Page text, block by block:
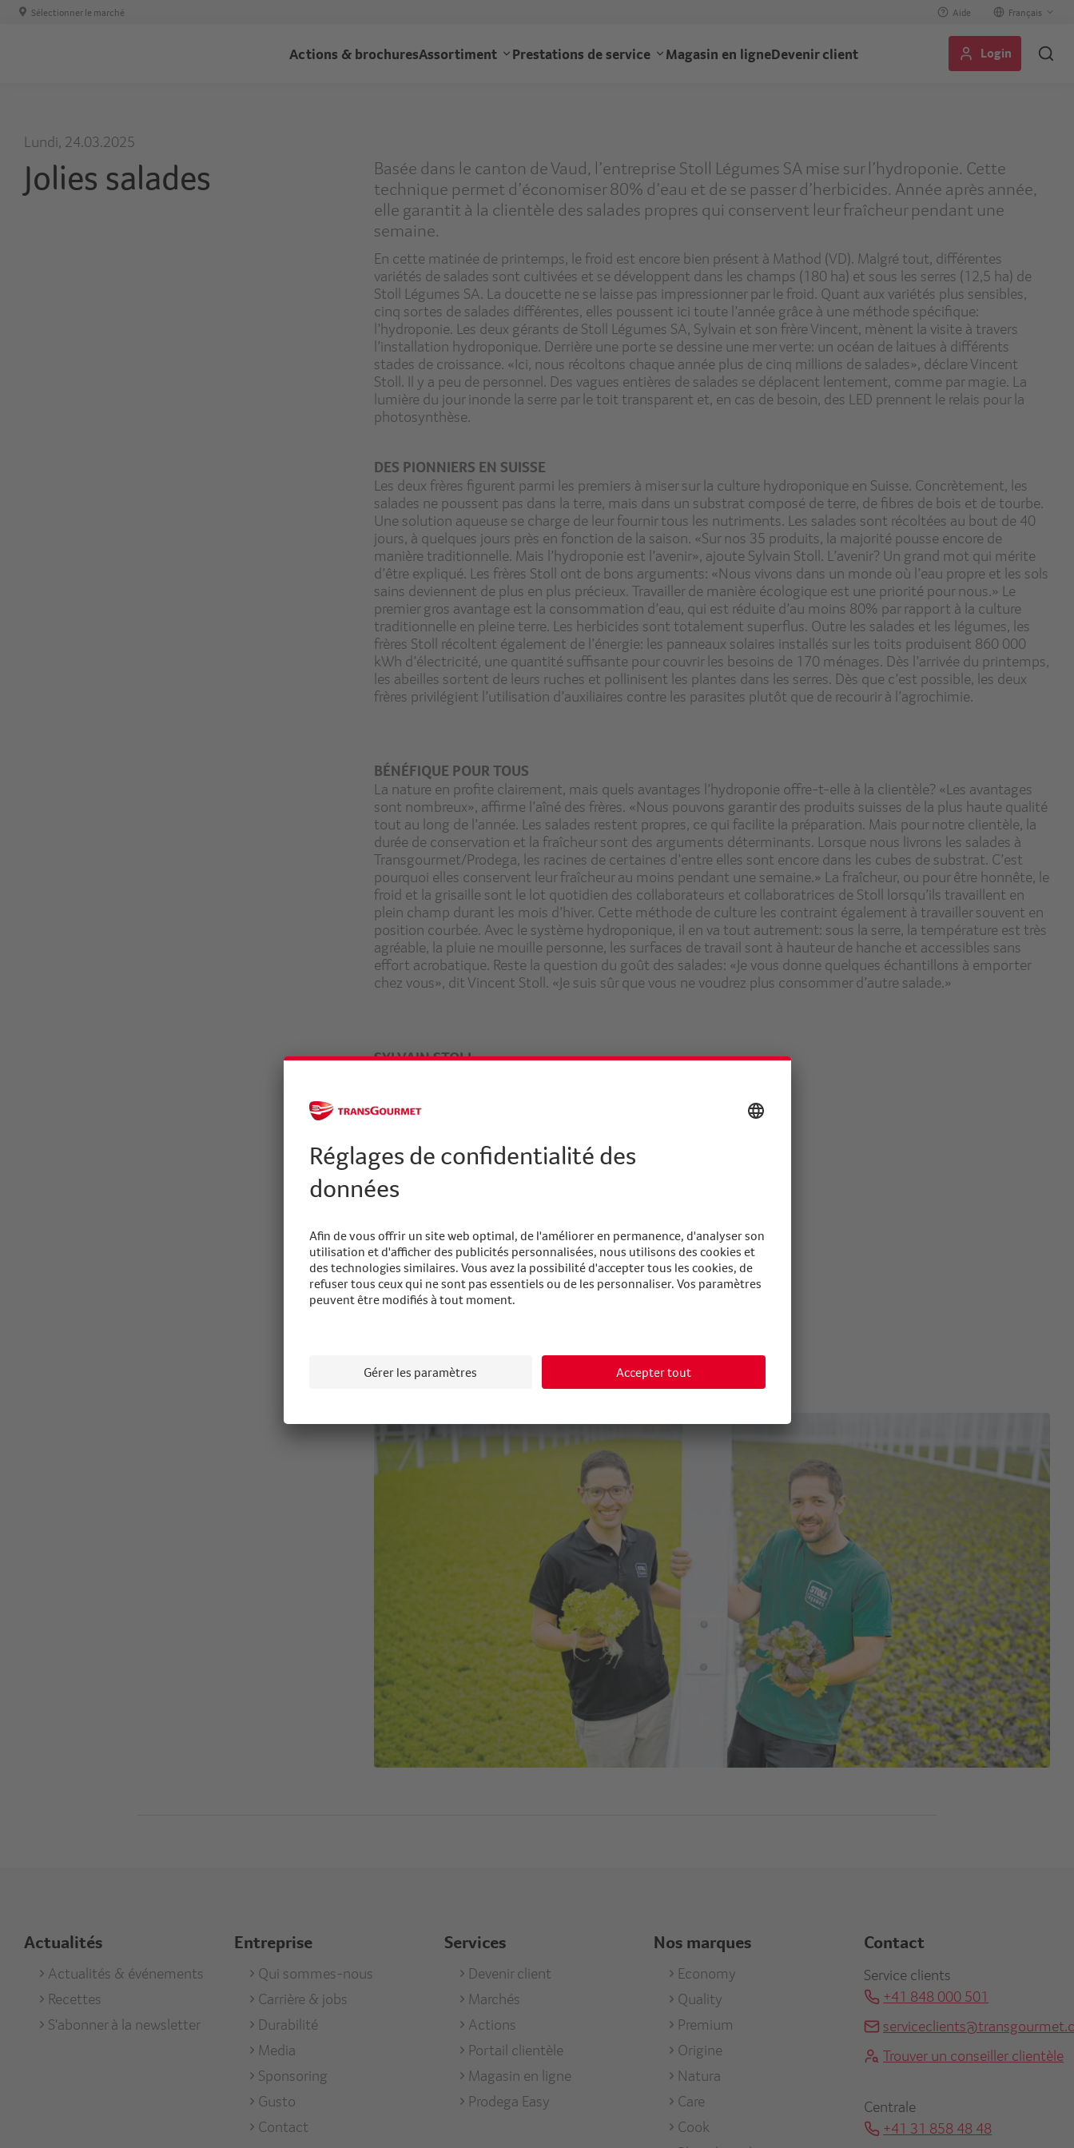
principal
Sélectionner le marché Aide
Select
your
language
Transgourmet
Actions & brochuresAssortiment Prestations de service Magasin en ligneDevenir client Login
Lundi, 24.03.2025
Jolies salades
Basée dans le canton de Vaud, l’entreprise Stoll Légumes SA mise sur l’hydroponie. Cette
technique permet d’économiser 80% d’eau et de se passer d’herbicides. Année après année,
elle garantit à la clientèle des salades propres qui conservent leur fraîcheur pendant une
semaine.
En cette matinée de printemps, le froid est encore bien présent à Mathod (VD). Malgré tout, différentes
variétés de salades sont cultivées et se développent dans les champs (180 ha) et sous les serres (12,5 ha) de
Stoll Légumes SA. La doucette ne se laisse pas impressionner par le froid. Quant aux variétés plus sensibles,
cinq sortes de salades différentes, elles poussent ici toute l’année grâce à une méthode spécifique:
l’hydroponie. Les deux gérants de Stoll Légumes SA, Sylvain et son frère Vincent, mènent la visite à travers
l’installation hydroponique. Derrière une porte se dessine une mer verte: un océan de laitues à différents
stades de croissance. «Ici, nous récoltons chaque année plus de cinq millions de salades», déclare Vincent
Stoll. Il y a peu de personnel. Des vagues entières de salades se déplacent lentement, comme par magie. La
lumière du jour inonde la serre par le toit transparent et, en cas de besoin, des LED prennent le relais pour la
photosynthèse.
DES PIONNIERS EN SUISSE
Les deux frères figurent parmi les premiers à miser sur la culture hydroponique en Suisse. Concrètement, les
salades ne poussent pas dans la terre, mais dans un substrat composé de terre, de fibres de bois et de tourbe.
Une solution aqueuse se charge de leur fournir tous les nutriments. Les salades sont récoltées au bout de 40
jours, à quelques jours près en fonction de la saison. «Sur nos 35 produits, la majorité pousse encore de
manière traditionnelle. Mais l’hydroponie est l’avenir», ajoute Sylvain Stoll. L’avenir? Un grand mot qui mérite
d’être expliqué. Les frères Stoll ont de bons arguments: «Nous vivons dans un monde où l’eau propre et les sols
sains deviennent de plus en plus précieux. Travailler de manière écologique est une priorité pour nous.» Le
premier gros avantage est la consommation d’eau, qui est réduite d’au moins 80% par rapport à la culture
traditionnelle en pleine terre. Les herbicides sont totalement superflus. Outre les salades et les légumes, les
frères Stoll récoltent également de l’énergie: les panneaux solaires installés sur les toits produisent 860 000
kWh d’électricité, une quantité suffisante pour couvrir les besoins de 170 ménages. Dès l’arrivée du printemps,
les abeilles sortent de leurs ruches et pollinisent les plantes dans les serres. Dès que c’est possible, les deux
frères privilégient l’utilisation d’auxiliaires contre les parasites plutôt que de recourir à l’agrochimie.
BÉNÉFIQUE POUR TOUS
La nature en profite clairement, mais quels avantages l’hydroponie offre-t-elle à la clientèle? «Les avantages
sont nombreux», affirme l’aîné des frères. «Nous pouvons garantir des produits suisses de la plus haute qualité
tout au long de l’année. Les salades restent propres, ce qui facilite la préparation. Mais pour notre clientèle, la
durée de conservation et la fraîcheur sont des arguments déterminants. Lorsque nous livrons les salades à
Transgourmet/Prodega, les racines de certaines d’entre elles sont encore dans les cubes de substrat. C’est
pourquoi elles conservent leur fraîcheur au moins pendant une semaine.» La fraîcheur, ou pour être honnête, le
froid et la grisaille sont le lot quotidien des collaborateurs et collaboratrices de Stoll lorsqu’ils travaillent en
plein champ durant les mois d’hiver. Cette méthode de culture les contraint également à travailler souvent en
position courbée. Avec le système hydroponique, il en va tout autrement: sous la serre, la température est très
agréable, la pluie ne mouille personne, les surfaces de travail sont à hauteur de hanche et accessibles sans
effort acrobatique. Reste la question du goût des salades: «Je vous donne quelques échantillons à emporter
chez vous», dit Vincent Stoll. «Je suis sûr que vous ne voudrez plus consommer d’autre salade.»
SYLVAIN STOLL
Musique préférée:
Plat préféré:légumes et fondue
Destination de rêve:les pays nordiques
VINCENT STOLL
Loisirs:le ski
Musique préférée:One Dance
Lecture:presse générale
Plat préféré:filet de boeuf aux morilles avec une bonne salade
Destination de rêve:l’Antarctique
Photo: Valentin Flauraud
Actualités
Footer
Aktuell
Actualités & événements
Recettes
S'abonner à la newsletter
Entreprise
Footer
Unternehmen
Qui sommes-nous
Carrière & jobs
Durabilité
Media
Sponsoring
Gusto
Contact
Services
Footer
Services
Devenir client
Marchés
Actions
Portail clientèle
Magasin en ligne
Prodega Easy
Nos marques
Footer
Unsere
Marken
Economy
Quality
Premium
Origine
Natura
Care
Cook
Contact
Service clients
+41 848 000 501
Trouver un conseiller clientèle
Centrale
+41 31 858 48 48